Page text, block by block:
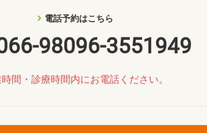
電話予約はこちら
98096-3551949
間・診療時間内にお電話ください。